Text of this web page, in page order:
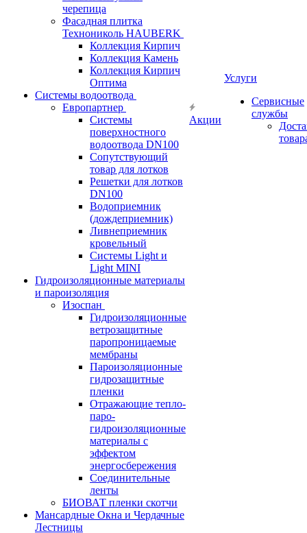
черепица
Фасадная плитка
Технониколь HAUBERK
Кол​лекция Кирпич
Кол​лекция Камень
Коллекция Кирпич
Оптима
Системы водоотвода
Европартнер
Системы
поверхностного
водоотвода DN100
Сопутствующий
товар для лотков
Решетки для лотков
DN100
Водоприемник
(дождеприемник)
Ливнеприемник
кровельный
Системы Light и
Light MINI
Гидроизоляционные материалы
и пароизоляция
Изоспан
Гидроизоляционные
ветрозащитные
паропроницаемые
мембраны
Пароизоляционные
гидрозащитные
пленки
Отражающие тепло-
паро-
гидроизоляционные
материалы с
эффектом
энергосбережения
Соединительные
ленты
БИОВАТ пленки скотчи
Мансардные Окна и Чердачные
Лестницы
Акции
Услуги
Сервисные
службы